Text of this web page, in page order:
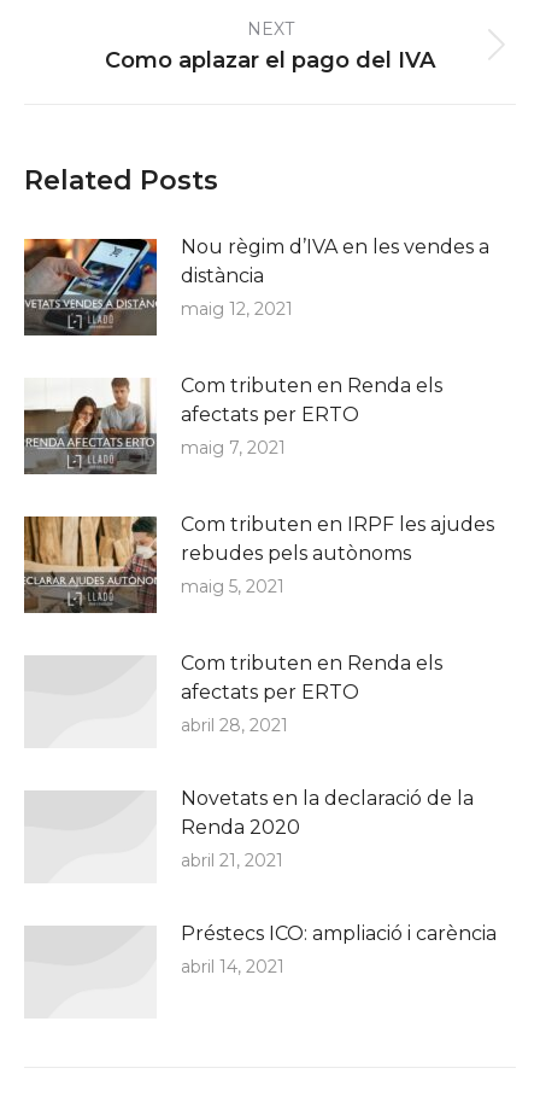
NEXT
Next
Como aplazar el pago del IVA
Related Posts
Nou règim d’IVA en les vendes a
distància
maig 12, 2021
Com tributen en Renda els
afectats per ERTO
maig 7, 2021
Com tributen en IRPF les ajudes
rebudes pels autònoms
maig 5, 2021
Com tributen en Renda els
afectats per ERTO
abril 28, 2021
Novetats en la declaració de la
Renda 2020
abril 21, 2021
Préstecs ICO: ampliació i carència
abril 14, 2021